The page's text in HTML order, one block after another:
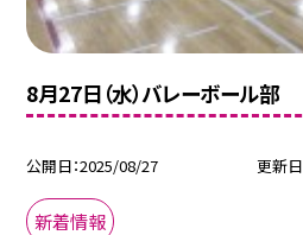
8月27日（水）バレーボール部
公開日 2025/08/27 更新日
新着情報